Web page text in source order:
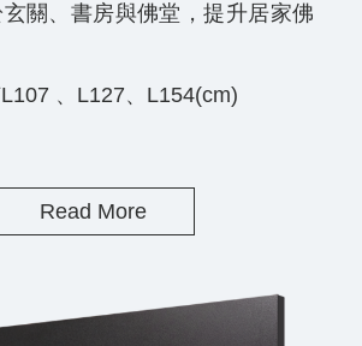
關、書房與佛堂，提升居家佛
、L127、L154(cm)
Read More